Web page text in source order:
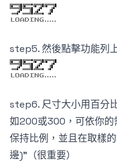
step5. 然後點擊功能列
step6. 尺寸大小用百分
如200或300，可依你的
保持比例，並且在取樣
邊)"（很重要）